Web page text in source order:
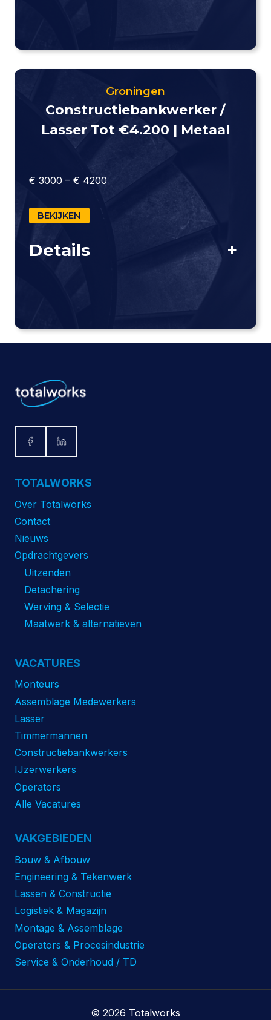
Groningen
Constructie­bankwerker /
Lasser Tot €4.200 | Metaal
€ 3000 – € 4200
BEKIJKEN
Details +
TOTALWORKS
Over Totalworks
Contact
Nieuws
Opdrachtgevers
Uitzenden
Detachering
Werving & Selectie
Maatwerk & alternatieven
VACATURES
Monteurs
Assemblage Medewerkers
Lasser
Timmermannen
Constructiebankwerkers
IJzerwerkers
Operators
Alle Vacatures
VAKGEBIEDEN
Bouw & Afbouw
Engineering & Tekenwerk
Lassen & Constructie
Logistiek & Magazijn
Montage & Assemblage
Operators & Procesindustrie
Service & Onderhoud / TD
© 2026 Totalworks